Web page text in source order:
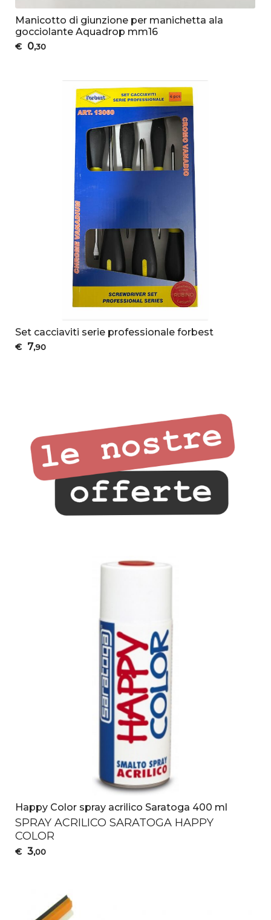
Manicotto di giunzione per manichetta ala
gocciolante Aquadrop mm16
€ 0,30
Set cacciaviti serie professionale forbest
€ 7,90
Happy Color spray acrilico Saratoga 400 ml
SPRAY ACRILICO SARATOGA HAPPY
COLOR
€ 3,00